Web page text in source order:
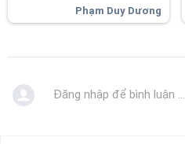
Phạm Duy Dương
Đăng nhập để bình luận ...